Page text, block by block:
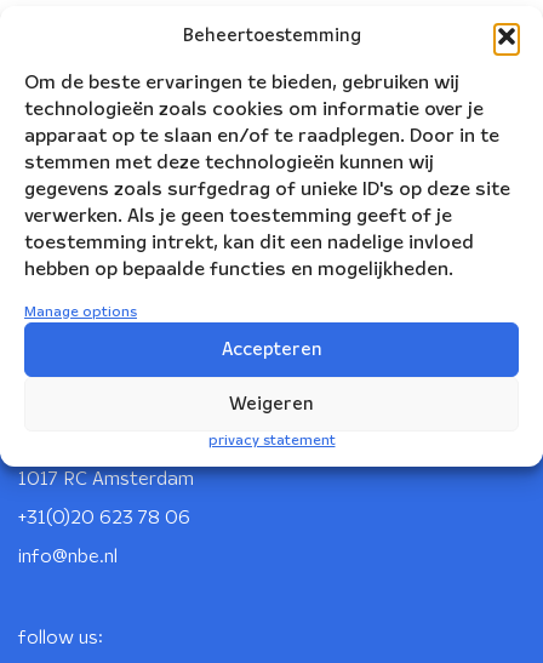
Beheertoestemming
Om de beste ervaringen te bieden, gebruiken wij
technologieën zoals cookies om informatie over je
apparaat op te slaan en/of te raadplegen. Door in te
stemmen met deze technologieën kunnen wij
gegevens zoals surfgedrag of unieke ID's op deze site
verwerken. Als je geen toestemming geeft of je
toestemming intrekt, kan dit een nadelige invloed
hebben op bepaalde functies en mogelijkheden.
Manage options
Accepteren
Weigeren
privacy statement
Nederlandse Blazers Ensemble
Korte Leidsedwarsstraat 12
1017 RC Amsterdam
+31(0)20 623 78 06
info@nbe.nl
follow us: